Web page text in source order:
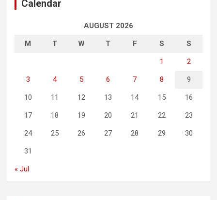
Calendar
AUGUST 2026
M T W T F S S
1 2
3 4 5 6 7 8 9
10 11 12 13 14 15 16
17 18 19 20 21 22 23
24 25 26 27 28 29 30
31
« Jul